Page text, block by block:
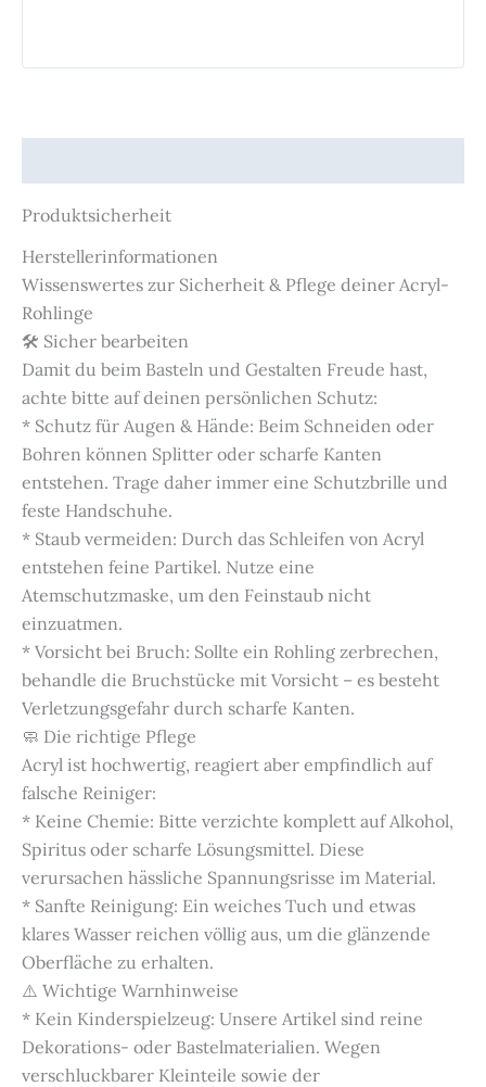
Produktsicherheit
Herstellerinformationen
Wissenswertes zur Sicherheit & Pflege deiner Acryl-
Rohlinge
🛠️ Sicher bearbeiten
Damit du beim Basteln und Gestalten Freude hast,
achte bitte auf deinen persönlichen Schutz:
* Schutz für Augen & Hände: Beim Schneiden oder
Bohren können Splitter oder scharfe Kanten
entstehen. Trage daher immer eine Schutzbrille und
feste Handschuhe.
* Staub vermeiden: Durch das Schleifen von Acryl
entstehen feine Partikel. Nutze eine
Atemschutzmaske, um den Feinstaub nicht
einzuatmen.
* Vorsicht bei Bruch: Sollte ein Rohling zerbrechen,
behandle die Bruchstücke mit Vorsicht – es besteht
Verletzungsgefahr durch scharfe Kanten.
🧼 Die richtige Pflege
Acryl ist hochwertig, reagiert aber empfindlich auf
falsche Reiniger:
* Keine Chemie: Bitte verzichte komplett auf Alkohol,
Spiritus oder scharfe Lösungsmittel. Diese
verursachen hässliche Spannungsrisse im Material.
* Sanfte Reinigung: Ein weiches Tuch und etwas
klares Wasser reichen völlig aus, um die glänzende
Oberfläche zu erhalten.
⚠️ Wichtige Warnhinweise
* Kein Kinderspielzeug: Unsere Artikel sind reine
Dekorations- oder Bastelmaterialien. Wegen
verschluckbarer Kleinteile sowie der